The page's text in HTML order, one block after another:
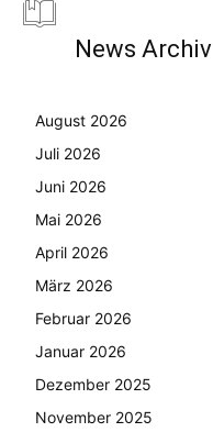
News Archiv
August 2026
Juli 2026
Juni 2026
Mai 2026
April 2026
März 2026
Februar 2026
Januar 2026
Dezember 2025
November 2025